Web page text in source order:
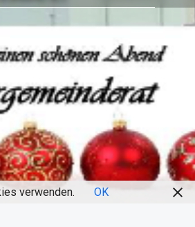
verwenden. OK